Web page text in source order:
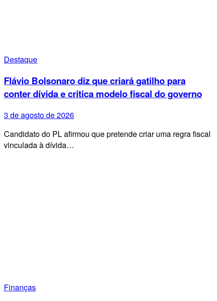
Destaque
Flávio Bolsonaro diz que criará gatilho para
conter dívida e critica modelo fiscal do governo
3 de agosto de 2026
Candidato do PL afirmou que pretende criar uma regra fiscal
vinculada à dívida…
Finanças